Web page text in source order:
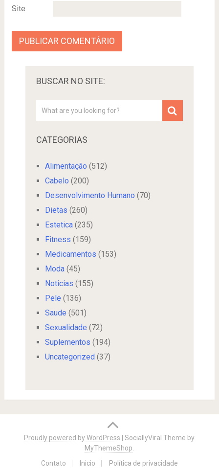
Site
BUSCAR NO SITE:
CATEGORIAS
Alimentação (512)
Cabelo (200)
Desenvolvimento Humano (70)
Dietas (260)
Estetica(235)
Fitness (159)
Medicamentos (153)
Moda(45)
Noticias (155)
Pele (136)
Saude (501)
Sexualidade (72)
Suplementos (194)
Uncategorized (37)
Proudly powered by WordPress |SociallyViral Theme by
MyThemeShop.
Contato
Inicio Política de privacidade